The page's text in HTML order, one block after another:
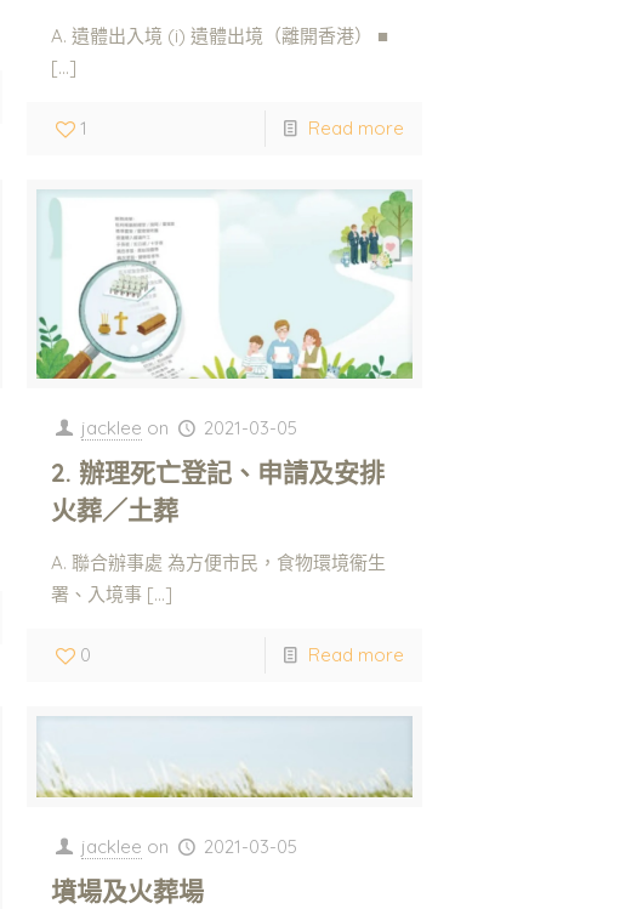
A. 遺體出入境 (i) 遺體出境（離開香港） ■
[…]
1 Read more
jacklee on 2021-03-05
2. 辦理死亡登記、申請及安排
火葬／土葬
A. 聯合辦事處 為方便市民，食物環境衞生
署、入境事 […]
0 Read more
jacklee on 2021-03-05
墳場及火葬場